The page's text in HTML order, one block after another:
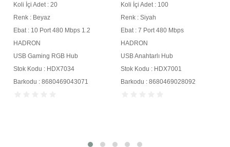
Koli İçi Adet : 20
Renk : Beyaz
Ebat : 10 Port 480 Mbps 1.2
HADRON
USB Gaming RGB Hub
Stok Kodu : HDX7034
Barkodu : 8680469043071
Koli İçi Adet : 100
Renk : Siyah
Ebat : 7 Port 480 Mbps
HADRON
USB Anahtarlı Hub
Stok Kodu : HDX7001
Barkodu : 8680469028092